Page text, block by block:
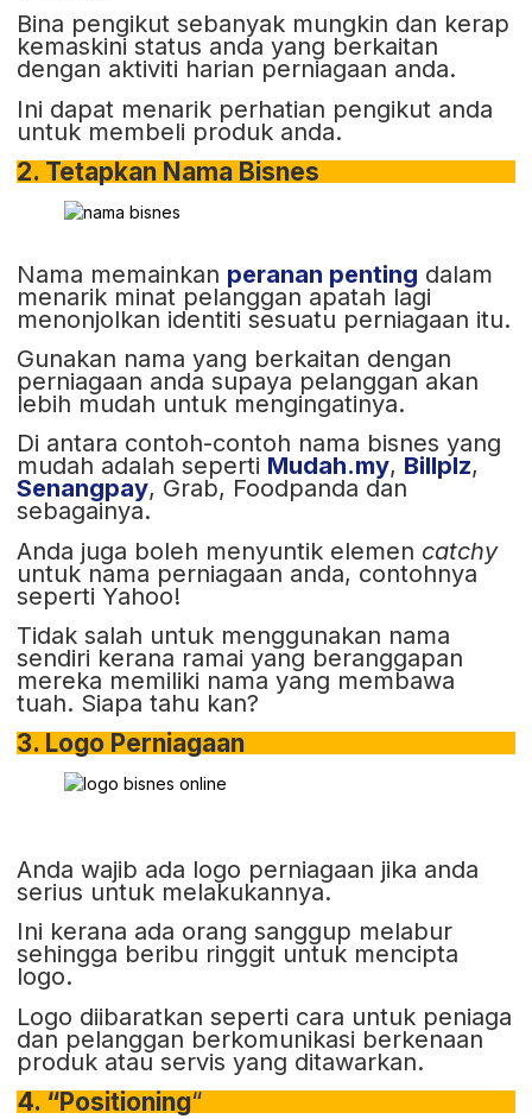
Bina pengikut sebanyak mungkin dan kerap
kemaskini status anda yang berkaitan
dengan aktiviti harian perniagaan anda.
Ini dapat menarik perhatian pengikut anda
untuk membeli produk anda.
2. Tetapkan Nama Bisnes
Nama memainkan peranan penting dalam
menarik minat pelanggan apatah lagi
menonjolkan identiti sesuatu perniagaan itu.
Gunakan nama yang berkaitan dengan
perniagaan anda supaya pelanggan akan
lebih mudah untuk mengingatinya.
Di antara contoh-contoh nama bisnes yang
mudah adalah seperti Mudah.my, Billplz,
Senangpay, Grab, Foodpanda dan
sebagainya.
Anda juga boleh menyuntik elemen catchy
untuk nama perniagaan anda, contohnya
seperti Yahoo!
Tidak salah untuk menggunakan nama
sendiri kerana ramai yang beranggapan
mereka memiliki nama yang membawa
tuah. Siapa tahu kan?
3. Logo Perniagaan
Anda wajib ada logo perniagaan jika anda
serius untuk melakukannya.
Ini kerana ada orang sanggup melabur
sehingga beribu ringgit untuk mencipta
logo.
Logo diibaratkan seperti cara untuk peniaga
dan pelanggan berkomunikasi berkenaan
produk atau servis yang ditawarkan.
4. “Positioning“